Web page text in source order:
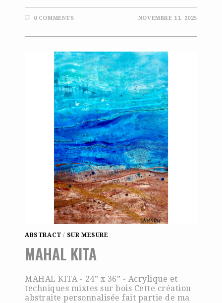
0 COMMENTS NOVEMBRE 11, 2025
ABSTRACT / SUR MESURE
MAHAL KITA
MAHAL KITA - 24” x 36” - Acrylique et
techniques mixtes sur bois Cette création
abstraite personnalisée fait partie de ma